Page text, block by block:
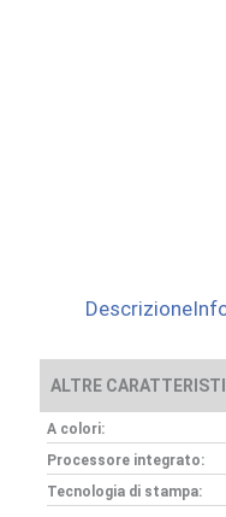
Descrizione
ALTRE
A colori:
Processore integrato:
Tecnologia di stampa: